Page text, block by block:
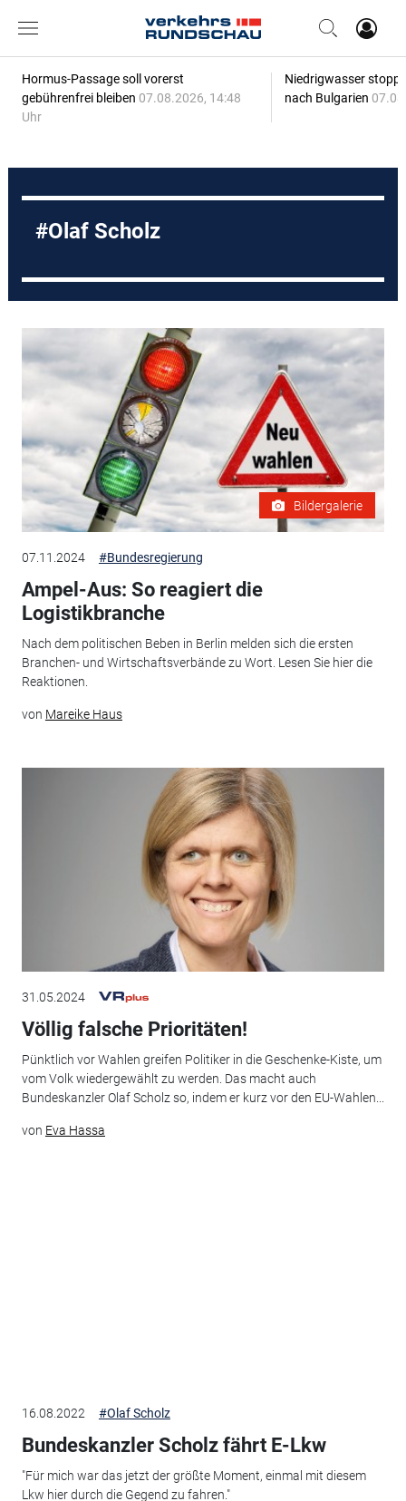
Hormus-Passage soll vorerst
gebührenfrei bleiben 07.08.2026, 14:48
Uhr
Niedrigwasser
nach Bulgarien
Olaf Scholz
Bildergalerie
07.11.2024 #Bundesregierung
Ampel-Aus: So reagiert die
Logistikbranche
Nach dem politischen Beben in Berlin melden sich die ersten
Branchen- und Wirtschaftsverbände zu Wort. Lesen Sie hier die
Reaktionen.
von Mareike Haus
31.05.2024
Völlig falsche Prioritäten!
Pünktlich vor Wahlen greifen Politiker in die Geschenke-Kiste, um
vom Volk wiedergewählt zu werden. Das macht auch
Bundeskanzler Olaf Scholz so, indem er kurz vor den EU-Wahlen...
von Eva Hassa
16.08.2022 #Olaf Scholz
Bundeskanzler Scholz fährt E-Lkw
"Für mich war das jetzt der größte Moment, einmal mit diesem
Lkw hier durch die Gegend zu fahren."